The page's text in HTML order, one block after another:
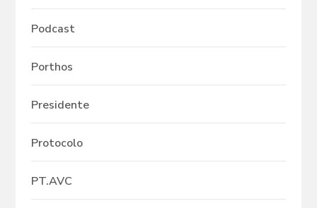
Podcast
Porthos
Presidente
Protocolo
PT.AVC